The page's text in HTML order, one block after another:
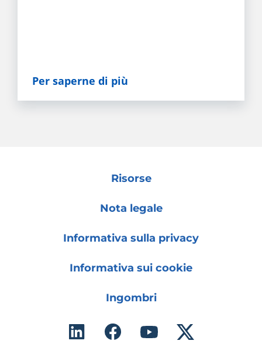
Per saperne di più
Risorse
Nota legale
Informativa sulla privacy
Informativa sui cookie
Ingombri